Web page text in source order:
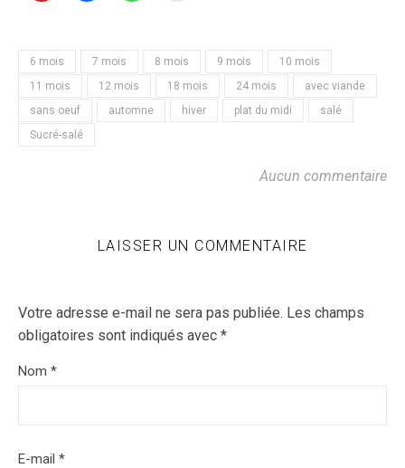
6 mois 7 mois 8 mois 9 mois
10 mois
11 mois
12 mois 18 mois 24 mois
avec viande
sans oeuf
automne hiver plat du midi
salé
Sucré-salé
Aucun commentaire
LAISSER UN COMMENTAIRE
Votre adresse e-mail ne sera pas publiée. Les champs
obligatoires sont indiqués avec *
Nom *
E-mail *